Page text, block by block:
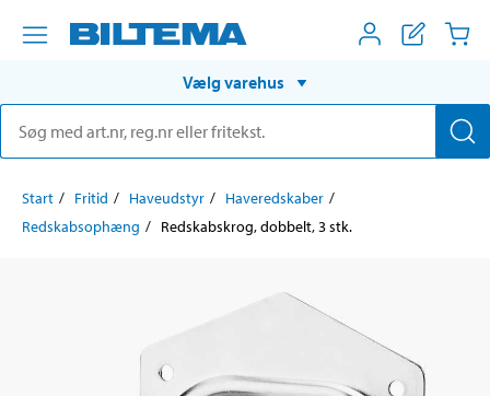
Vælg varehus
Start Fritid Haveudstyr
Haveredskaber
Redskabsophæng
Redskabskrog, dobbelt, 3 stk.